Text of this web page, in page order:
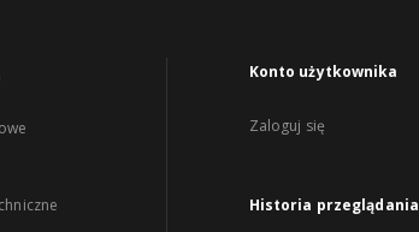
Konto użytkownika
Zaloguj się
Historia przeglądania